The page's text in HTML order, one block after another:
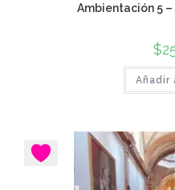
Ambientación 5
$
Añadir